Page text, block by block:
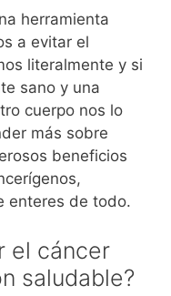
herramienta
a evitar el
literalmente y si
sano y una
cuerpo nos lo
más sobre
beneficios
enteres de todo.
el cáncer
saludable?